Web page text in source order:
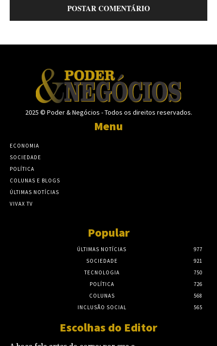
2025 © Poder & Negócios - Todos os direitos reservados.
Menu
ECONOMIA
SOCIEDADE
POLÍTICA
COLUNAS E BLOGS
ÚLTIMAS NOTÍCIAS
VIVAX TV
Popular
ÚLTIMAS NOTÍCIAS
977
SOCIEDADE
921
TECNOLOGIA
750
POLÍTICA
726
COLUNAS
568
INCLUSÃO SOCIAL
565
Escolhas do Editor